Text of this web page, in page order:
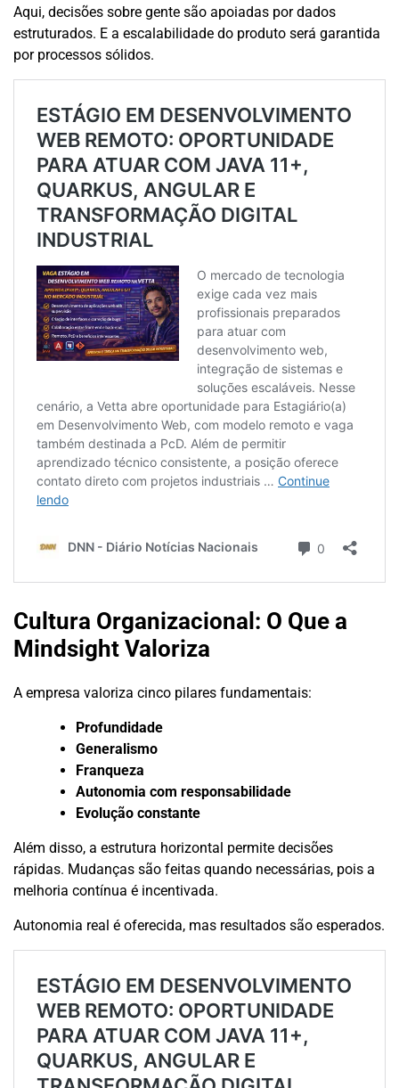
Aqui, decisões sobre gente são apoiadas por dados
estruturados. E a escalabilidade do produto será garantida
por processos sólidos.
Cultura Organizacional: O Que a
Mindsight Valoriza
A empresa valoriza cinco pilares fundamentais:
Profundidade
Generalismo
Franqueza
Autonomia com responsabilidade
Evolução constante
Além disso, a estrutura horizontal permite decisões
rápidas. Mudanças são feitas quando necessárias, pois a
melhoria contínua é incentivada.
Autonomia real é oferecida, mas resultados são esperados.